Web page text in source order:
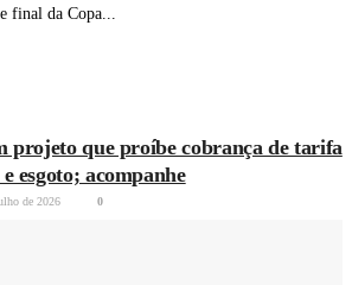
final da Copa...
projeto que proíbe cobrança de tarifa
esgoto; acompanhe
de 2026 0